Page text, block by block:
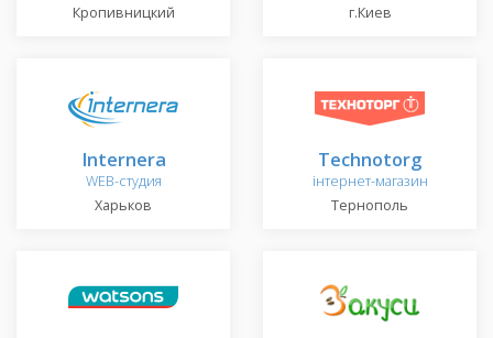
Кропивницкий
г.Киев
Internera
WEB-студия
Харьков
Technotorg
інтернет-магазин
Тернополь